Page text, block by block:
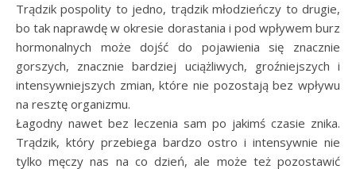
Trądzik pospolity to jedno, trądzik młodzieńczy to drugie,
bo tak naprawdę w okresie dorastania i pod wpływem burz
hormonalnych może dojść do pojawienia się znacznie
gorszych, znacznie bardziej uciążliwych, groźniejszych i
intensywniejszych zmian, które nie pozostają bez wpływu
na resztę organizmu.
Łagodny nawet bez leczenia sam po jakimś czasie znika.
Trądzik, który przebiega bardzo ostro i intensywnie nie
tylko męczy nas na co dzień, ale może też pozostawić